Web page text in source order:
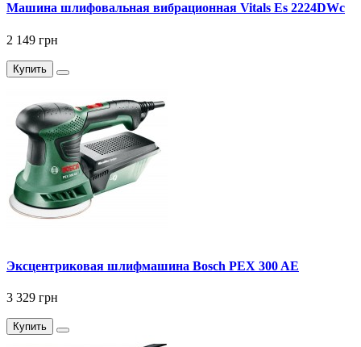
Машина шлифовальная вибрационная Vitals Es 2224DWc
2 149 грн
Купить
Эксцентриковая шлифмашина Bosch PEX 300 AE
3 329 грн
Купить